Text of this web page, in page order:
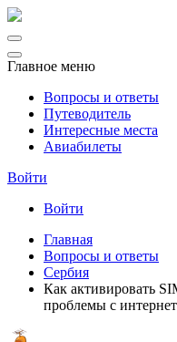
Главное меню
Вопросы и ответы
Путеводитель
Интересные места
Авиабилеты
Войти
Войти
Главная
Вопросы и ответы
Сербия
Как активировать
проблемы с